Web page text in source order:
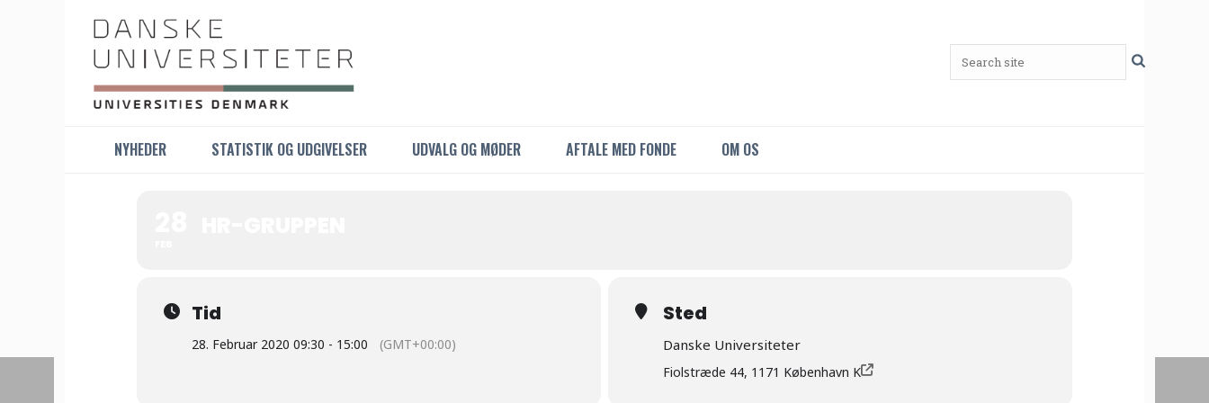
NYHEDER STATISTIK OG UDGIVELSER UDVALG OG MØDER AFTALE MED FONDE OM OS
Tid
28. Februar 2020 09:30 - 15:00 (GMT+00:00)
Sted
Danske Universiteter
Fiolstræde 44, 1171 København K